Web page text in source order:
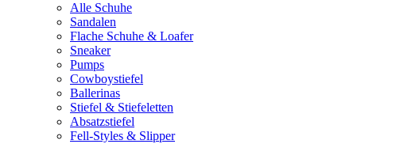
Alle Schuhe
Sandalen
Flache Schuhe & Loafer
Sneaker
Pumps
Cowboystiefel
Ballerinas
Stiefel & Stiefeletten
Absatzstiefel
Fell-Styles & Slipper